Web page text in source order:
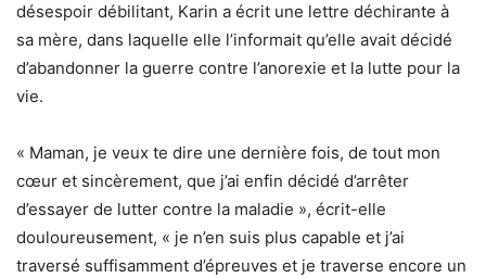
désespoir débilitant, Karin a écrit une lettre déchirante à
sa mère, dans laquelle elle l’informait qu’elle avait décidé
d’abandonner la guerre contre l’anorexie et la lutte pour la
vie.
« Maman, je veux te dire une dernière fois, de tout mon
cœur et sincèrement, que j’ai enfin décidé d’arrêter
d’essayer de lutter contre la maladie », écrit-elle
douloureusement, « je n’en suis plus capable et j’ai
traversé suffisamment d’épreuves et je traverse encore un